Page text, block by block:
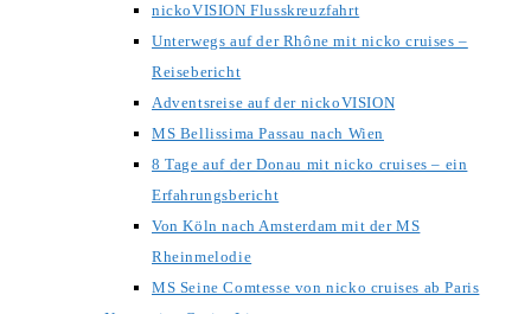
nickoVISION Flusskreuzfahrt
Unterwegs auf der Rhône mit nicko cruises –
Reisebericht
Adventsreise auf der nickoVISION
MS Bellissima Passau nach Wien
8 Tage auf der Donau mit nicko cruises – ein
Erfahrungsbericht
Von Köln nach Amsterdam mit der MS
Rheinmelodie
MS Seine Comtesse von nicko cruises ab Paris